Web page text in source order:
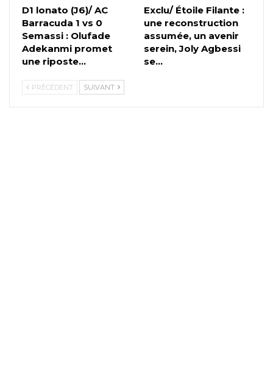
D1 lonato (J6)/ AC
Barracuda 1 vs 0
Semassi : Olufade
Adekanmi promet
une riposte…
Exclu/ Étoile Filante :
une reconstruction
assumée, un avenir
serein, Joly Agbessi
se…
PRÉCÉDENT SUIVANT